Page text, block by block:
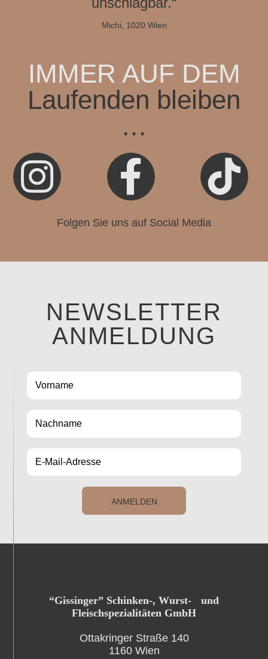
Michi, 1020 Wien
IMMER AUF DEM
Laufenden bleiben
…
  
Folgen Sie uns auf Social Media
NEWSLETTER
ANMELDUNG
ANMELDEN
“Gissinger” Schinken-, Wurst- und
Fleischspezialitäten GmbH
Ottakringer Straße 140
1160 Wien